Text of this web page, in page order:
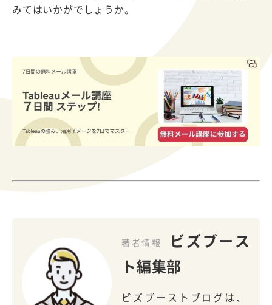
みてはいかがでしょうか。
著者情報
ビズブース
ト編集部
ビズブーストブログは、